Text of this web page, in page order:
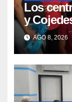
Los
y
Semana
Materna
AGO 8, 2026